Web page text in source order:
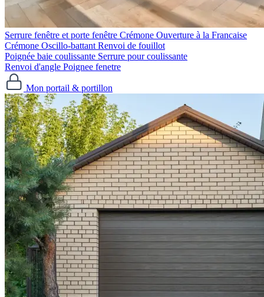
Serrure fenêtre et porte fenêtre Crémone Ouverture à la Francaise
Crémone Oscillo-battant Renvoi de fouillot
Poignée baie coulissante Serrure pour coulissante
Renvoi d'angle Poignee fenetre
Mon portail & portillon